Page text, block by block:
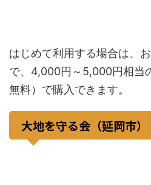
はじめて利用する場合は、
で、4,000円～5,000円相当
無料）で購入できます。
大地を守る会（延岡市）